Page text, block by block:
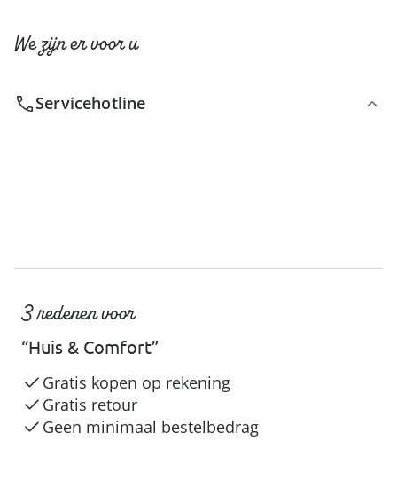
We zijn er voor u
Servicehotline
3 redenen voor
“Huis & Comfort”
Gratis kopen op rekening
Gratis retour
Geen minimaal bestelbedrag